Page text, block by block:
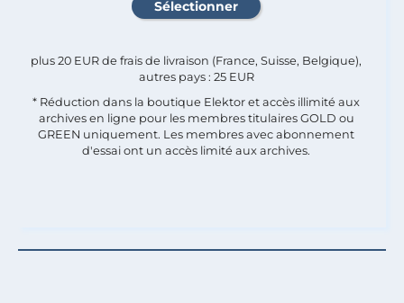
plus 20 EUR de frais de livraison (France, Suisse, Belgique),
autres pays : 25 EUR
* Réduction dans la boutique Elektor et accès illimité aux
archives en ligne pour les membres titulaires GOLD ou
GREEN uniquement. Les membres avec abonnement
d'essai ont un accès limité aux archives.